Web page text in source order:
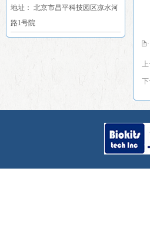
地址： 北京市昌平科技园区凉水河
路1号院
上
下